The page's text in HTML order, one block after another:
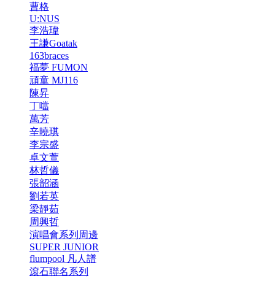
曹格
U:NUS
李浩瑋
王謙Goatak
163braces
福夢 FUMON
頑童 MJ116
陳昇
丁噹
萬芳
辛曉琪
李宗盛
卓文萱
林哲儀
張韶涵
劉若英
梁靜茹
周興哲
演唱會系列周邊
SUPER JUNIOR
flumpool 凡人譜
滾石聯名系列